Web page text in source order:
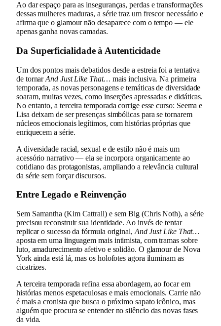
Ao dar espaço para as inseguranças, perdas e transformações
dessas mulheres maduras, a série traz um frescor necessário e
afirma que o glamour não desaparece com o tempo — ele
apenas ganha novas camadas.
Da Superficialidade à Autenticidade
Um dos pontos mais debatidos desde a estreia foi a tentativa
de tornarAnd Just Like That… mais inclusiva. Na primeira
temporada, as novas personagens e temáticas de diversidade
soaram, muitas vezes, como inserções apressadas e didáticas.
No entanto, a terceira temporada corrige esse curso: Seema e
Lisa deixam de ser presenças simbólicas para se tornarem
núcleos emocionais legítimos, com histórias próprias que
enriquecem a série.
A diversidade racial, sexual e de estilo não é mais um
acessório narrativo — ela se incorpora organicamente ao
cotidiano das protagonistas, ampliando a relevância cultural
da série sem forçar discursos.
Entre Legado e Reinvenção
Sem Samantha (Kim Cattrall) e sem Big (Chris Noth), a série
precisou reconstruir sua identidade. Ao invés de tentar
replicar o sucesso da fórmula original, And Just Like That…
aposta em uma linguagem mais intimista, com tramas sobre
luto, amadurecimento afetivo e solidão. O glamour de Nova
York ainda está lá, mas os holofotes agora iluminam as
cicatrizes.
A terceira temporada refina essa abordagem, ao focar em
histórias menos espetaculosas e mais emocionais. Carrie não
é mais a cronista que busca o próximo sapato icônico, mas
alguém que procura se entender no silêncio das novas fases
da vida.